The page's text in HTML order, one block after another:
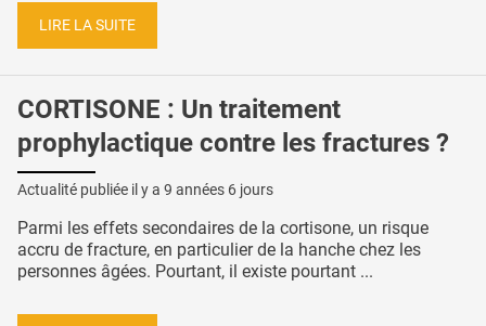
LIRE LA SUITE
CORTISONE : Un traitement
prophylactique contre les fractures ?
Actualité publiée il y a 9 années 6 jours
Parmi les effets secondaires de la cortisone, un risque
accru de fracture, en particulier de la hanche chez les
personnes âgées. Pourtant, il existe pourtant ...